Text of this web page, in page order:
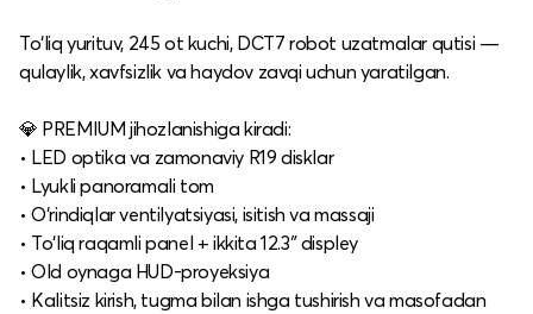
To‘liq yurituv, 245 ot kuchi, DCT7 robot uzatmalar qutisi —
qulaylik, xavfsizlik va haydov zavqi uchun yaratilgan.
💎 PREMIUM jihozlanishiga kiradi:
• LED optika va zamonaviy R19 disklar
• Lyukli panoramali tom
• O‘rindiqlar ventilyatsiyasi, isitish va massaji
• To‘liq raqamli panel + ikkita 12.3″ displey
• Old oynaga HUD-proyeksiya
• Kalitsiz kirish, tugma bilan ishga tushirish va masofadan